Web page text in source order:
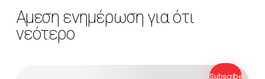
Αμεση ενημέρωση για ότι
νεότερο